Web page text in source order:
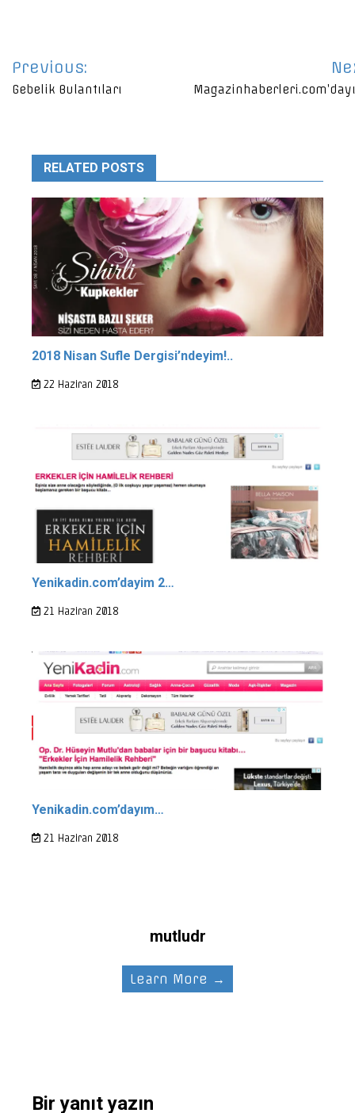
Yazı
gezinmesi
Previous:
Gebelik Bulantıları
RELATED POSTS
2018 Nisan Sufle Dergisi’ndeyim!..
22 Haziran 2018
Yenikadin.com’dayim 2…
21 Haziran 2018
Yenikadin.com’dayım…
21 Haziran 2018
mutludr
Learn More →
Bir yanıt yazın